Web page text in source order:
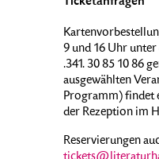
9 und 16 Uhr
.341. 30 85 10 86
ausgewählten
Programm) findet
der Rezeption im
Reservierungen